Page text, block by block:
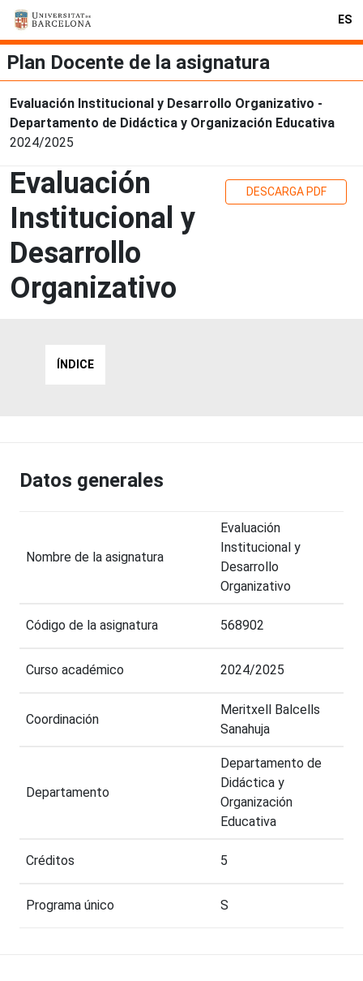
ES
Plan Docente de la asignatura
Evaluación Institucional y Desarrollo Organizativo -
Departamento de Didáctica y Organización Educativa
2024/2025
Evaluación
Institucional y
Desarrollo
Organizativo
DESCARGA PDF
ÍNDICE
Datos generales
Nombre de la asignatura
Evaluación
Institucional y
Desarrollo
Organizativo
Código de la asignatura 568902
Curso académico 2024/2025
Coordinación
Meritxell Balcells
Sanahuja
Departamento
Departamento de
Didáctica y
Organización
Educativa
Créditos 5
Programa único S